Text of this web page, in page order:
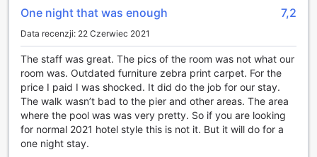
Obiekty sportowe w Cal Mar Hotel Suites
Cal Mar Hotel Suites w Los Angeles to idealne miejsce dla
miłośników aktywności fizycznej i relaksu. Goście mają do
dyspozycji zarówno wewnętrzny, jak i zewnętrzny basen,
co sprawia, że każdy może znaleźć idealne miejsce do
pływania i odprężenia się. Wewnętrzny basen, otoczony
przyjemną atmosferą, zapewnia komfort nawet w
chłodniejsze dni, a jego nowoczesny design zachęca do
aktywnego spędzania czasu. To doskonała opcja na
One night that was enough 7,2
Data recenzji: 22 Czerwiec 2021
The staff was great. The pics of the room was not what our
room was. Outdated furniture zebra print carpet. For the
price I paid I was shocked. It did do the job for our stay.
The walk wasn’t bad to the pier and other areas. The area
where the pool was was very pretty. So if you are looking
for normal 2021 hotel style this is not it. But it will do for a
one night stay.